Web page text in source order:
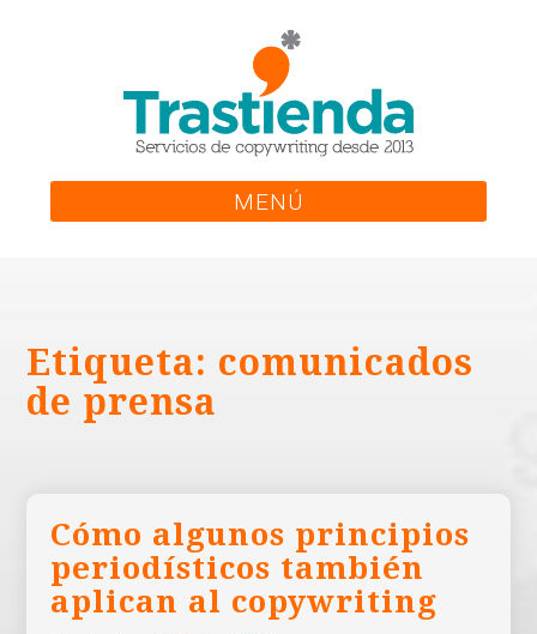
MENÚ
Etiqueta: comunicados
de prensa
Cómo algunos principios
periodísticos también
aplican al copywriting